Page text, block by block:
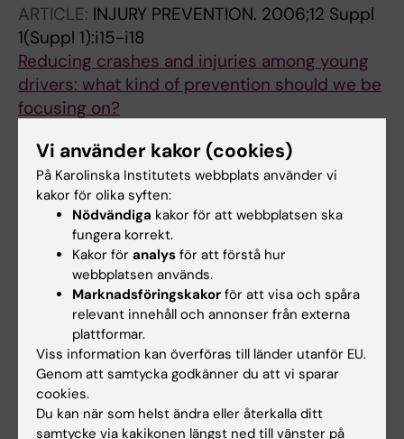
ARTICLE: INJURY PREVENTION. 2006;12 Suppl
1(Suppl 1):i15-i18
Reducing crashes and injuries among young
drivers: what kind of prevention should we be
focusing on?
ARTICLE:ACCIDENT ANALYSIS AND
PREVENTION.2004;36(4):603-608
Typical patterns in road-traffic accidents
during driver training - An explorative
Swedish national study
Berg HY; Gregersen NP; Laflamme L
ARTICLE:ACCIDENT ANALYSIS AND
PREVENTION.2003;35(5):725-730
Accident involvement among learner drivers-
-an analysis of the consequences of
supervised practice.
Vi använder kakor (cookies)
På Karolinska Institutets webbplats använder vi
kakor för olika syften:
Nödvändiga kakor för att webbplatsen ska
fungera korrekt.
Kakor för analys för att förstå hur
webbplatsen används.
Marknadsföringskakor för att visa och spåra
relevant innehåll och annonser från externa
plattformar.
Viss information kan överföras till länder utanför EU.
Genom att samtycka godkänner du att vi sparar
cookies.
Du kan när som helst ändra eller återkalla ditt
samtycke via kakikonen längst ned till vänster på